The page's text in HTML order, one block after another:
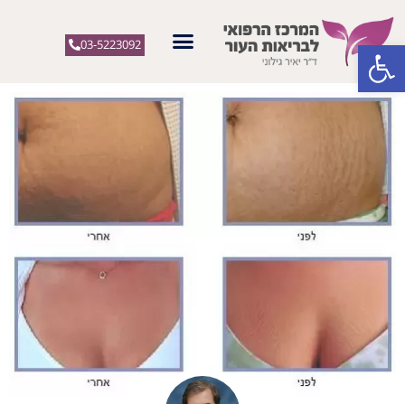
פתח סרגל נגישות 03-5223092